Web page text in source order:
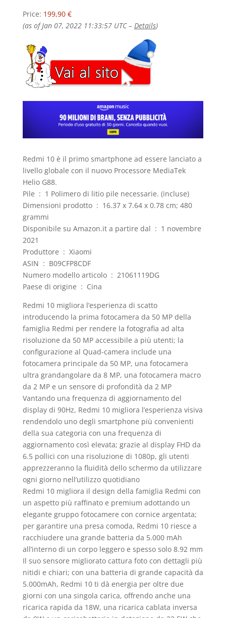
Price: 199,90 €
(as of Jan 07, 2022 11:33:57 UTC – Details)
Redmi 10 è il primo smartphone ad essere lanciato a
livello globale con il nuovo Processore MediaTek
Helio G88.
Pile ‏ : ‎ 1 Polimero di litio pile necessarie. (incluse)
Dimensioni prodotto ‏ : ‎ 16.37 x 7.64 x 0.78 cm; 480
grammi
Disponibile su Amazon.it a partire dal ‏ : ‎ 1 novembre
2021
Produttore ‏ : ‎ Xiaomi
ASIN ‏ : ‎ B09CFP8CDF
Numero modello articolo ‏ : ‎ 21061119DG
Paese di origine ‏ : ‎ Cina
Redmi 10 migliora l’esperienza di scatto
introducendo la prima fotocamera da 50 MP della
famiglia Redmi per rendere la fotografia ad alta
risoluzione da 50 MP accessibile a più utenti; la
configurazione al Quad-camera include una
fotocamera principale da 50 MP, una fotocamera
ultra grandangolare da 8 MP, una fotocamera macro
da 2 MP e un sensore di profondità da 2 MP
Vantando una frequenza di aggiornamento del
display di 90Hz, Redmi 10 migliora l’esperienza visiva
rendendolo uno degli smartphone più convenienti
della sua categoria con una frequenza di
aggiornamento così elevata; grazie al display FHD da
6.5 pollici con una risoluzione di 1080p, gli utenti
apprezzeranno la fluidità dello schermo da utilizzare
ogni giorno nell’utilizzo quotidiano
Redmi 10 migliora il design della famiglia Redmi con
un aspetto più raffinato e premium adottando un
elegante gruppo fotocamere con cornice argentata;
per garantire una presa comoda, Redmi 10 riesce a
racchiudere una grande batteria da 5.000 mAh
all’interno di un corpo leggero e spesso solo 8.92 mm
Il suo sensore migliorato cattura foto con dettagli più
nitidi e chiari; con una batteria di grande capacità da
5.000mAh, Redmi 10 ti dà energia per oltre due
giorni con una singola carica, offrendo anche una
ricarica rapida da 18W, una ricarica cablata inversa